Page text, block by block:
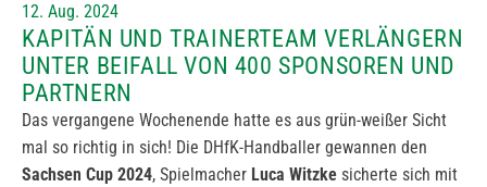
12. Aug. 2024
KAPITÄN UND TRAINERTEAM VERLÄNGERN
UNTER BEIFALL VON 400 SPONSOREN UND
PARTNERN
Das vergangene Wochenende hatte es aus grün-weißer Sicht
mal so richtig in sich! Die DHfK-Handballer gewannen den
Sachsen Cup 2024, Spielmacher Luca Witzke sicherte sich mit